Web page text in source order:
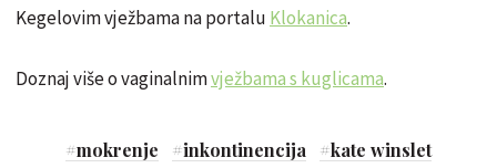
Kegelovim vježbama na portalu Klokanica.
Doznaj više o vaginalnimvježbama s kuglicama.
#mokrenje #inkontinencija #kate winslet